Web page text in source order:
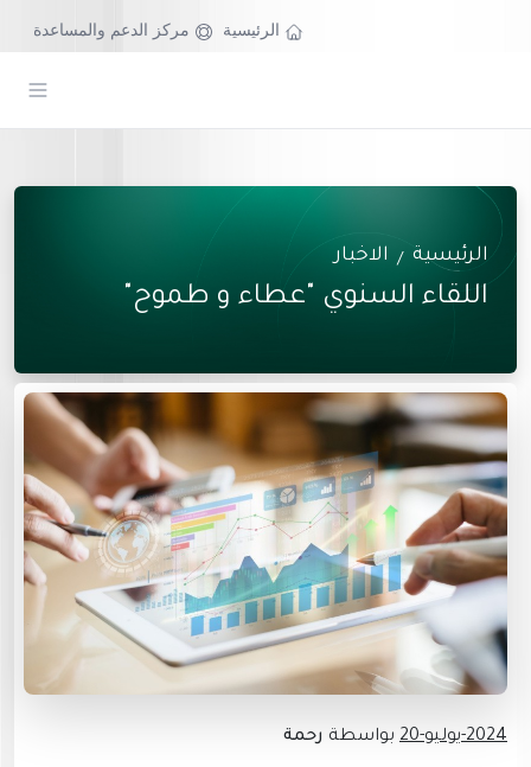
مركز الدعم والمساعدة الرئيسية
الرئيسية / الاخبار
اللقاء السنوي "عطاء و طموح"
2024-يوليو-20 بواسطة رحمة